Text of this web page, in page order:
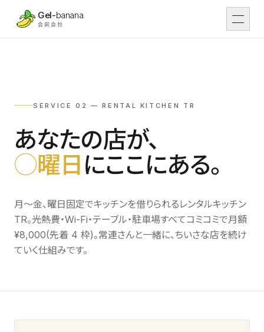
本文へスキップ
Gel-banana
合同会社
03 IT IT開発
04 Tsunaga Room 場・運営
05Rental レンタル予約
07About 会社情報
SERVICE 02 — RENTAL KITCHEN TR
あなたの店が、
◯曜日にここにある。
月〜金、曜日固定でキッチンを借りられるレンタルキッチン
TR。光熱費・Wi-Fi・テーブル・駐車場すべてコミコミで月額
¥8,000(先着 4 枠)。常連さんと一緒に、ちいさな店を続け
ていく仕組みです。